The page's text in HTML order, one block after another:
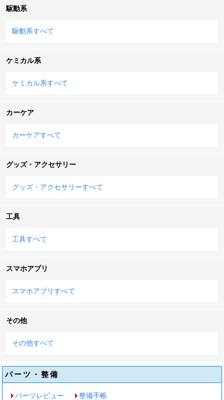
駆動系
駆動系すべて
ケミカル系
ケミカル系すべて
カーケア
カーケアすべて
グッズ・アクセサリー
グッズ・アクセサリーすべて
工具
工具すべて
スマホアプリ
スマホアプリすべて
その他
その他すべて
パーツ・整備
パーツレビュー 整備手帳